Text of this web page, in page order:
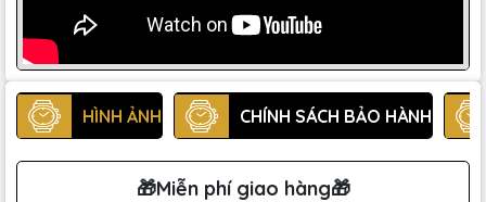
HÌNH ẢNH CHÍNH SÁCH BẢO HÀNH
🎁Miễn phí giao hàng🎁